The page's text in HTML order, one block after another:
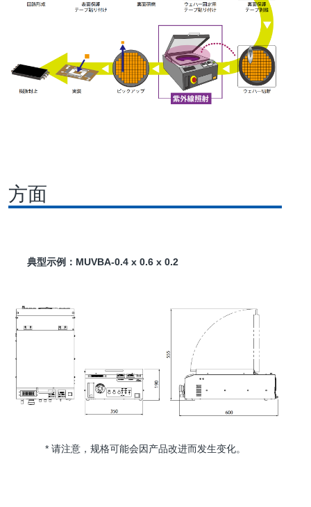
方面
典型示例：MUVBA-0.4 x 0.6 x 0.2
* 请注意，规格可能会因产品改进而发生变化。